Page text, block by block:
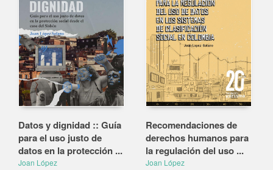
Datos y dignidad :: Guía
para el uso justo de
datos en la protección ...
Joan López
Recomendaciones de
derechos humanos para
la regulación del uso ...
Joan López